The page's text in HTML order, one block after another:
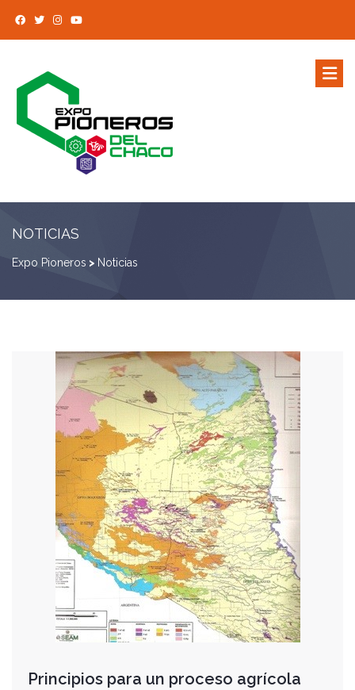
NOTICIAS
Expo Pioneros > Noticias
Principios para un proceso agrícola